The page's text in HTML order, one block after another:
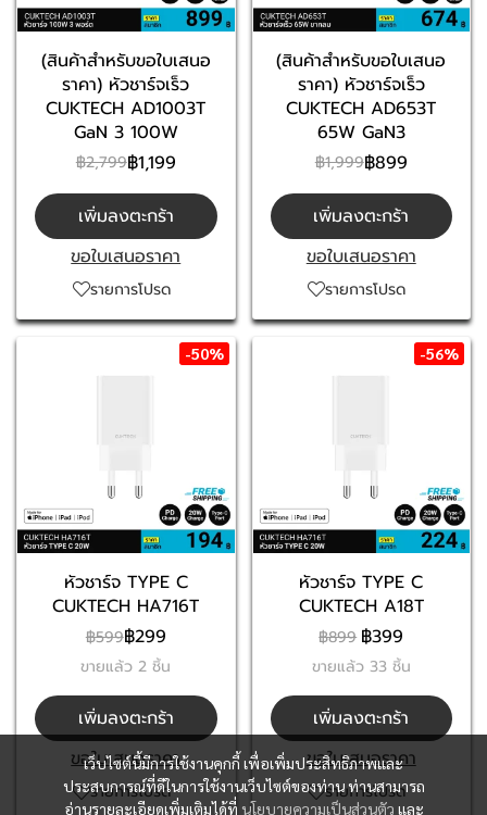
(สินค้าสำหรับขอใบเสนอ
ราคา) หัวชาร์จเร็ว
CUKTECH AD1003T
GaN 3 100W
฿2,799฿1,199
เพิ่มลงตะกร้า
ขอใบเสนอราคา
รายการโปรด
(สินค้าสำหรับขอใบเสนอ
ราคา) หัวชาร์จเร็ว
CUKTECH AD653T
65W GaN3
฿1,999฿899
เพิ่มลงตะกร้า
ขอใบเสนอราคา
รายการโปรด
-50%
หัวชาร์จ TYPE C
CUKTECH HA716T
฿599฿299
ขายแล้ว 2 ชิ้น
เพิ่มลงตะกร้า
ขอใบเสนอราคา
รายการโปรด
-56%
หัวชาร์จ TYPE C
CUKTECH A18T
฿899 ฿399
ขายแล้ว 33 ชิ้น
เพิ่มลงตะกร้า
ขอใบเสนอราคา
รายการโปรด
เว็บไซต์นี้มีการใช้งานคุกกี้ เพื่อเพิ่มประสิทธิภาพและ
ประสบการณ์ที่ดีในการใช้งานเว็บไซต์ของท่าน ท่านสามารถ
อ่านรายละเอียดเพิ่มเติมได้ที่ นโยบายความเป็นส่วนตัว และ